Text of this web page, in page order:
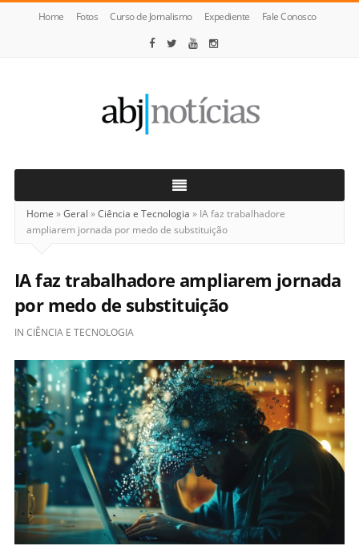
Home Fotos Curso de Jornalismo Expediente Fale Conosco
Notícias
Home »Geral »Ciência e Tecnologia » IA faz trabalhadore
ampliarem jornada por medo de substituição
IA faz trabalhadore ampliarem jornada
por medo de substituição
IN CIÊNCIA E TECNOLOGIA